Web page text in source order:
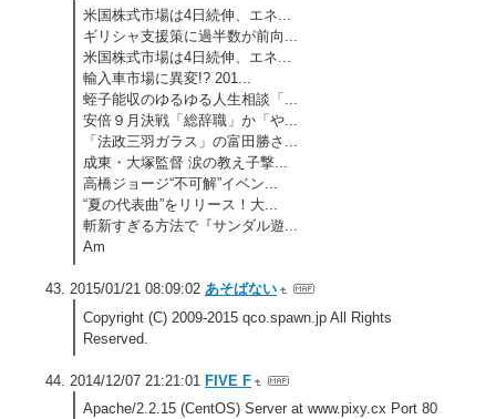
米国株式市場は4日続伸、エネ...
ギリシャ支援策に過半数が前向...
米国株式市場は4日続伸、エネ...
輸入車市場に異変!? 201...
蛭子能収のゆるゆる人生相談「...
安倍９月決戦「総辞職」か「や...
「法政三羽ガラス」の富田勝さ...
成東・大塚監督 涙の教え子撃...
高橋ジョージ“不可解”イベン...
“夏の代表曲”をリリース！大...
斬新すぎる方法で『サンダル遊...
Am
2015/01/21 08:09:02 あそばない
Copyright (C) 2009-2015 qco.spawn.jp All Rights
Reserved.
2014/12/07 21:21:01 FIVE F
Apache/2.2.15 (CentOS) Server at www.pixy.cx Port 80